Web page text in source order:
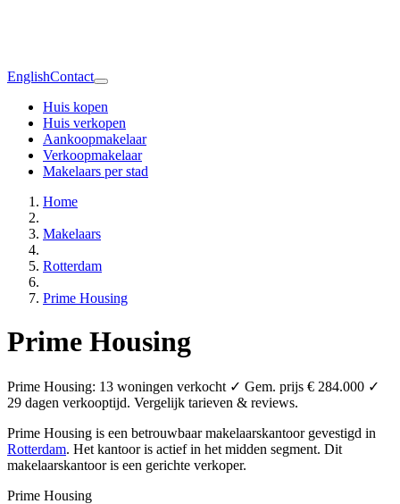
EnglishContact
Huis kopen
Huis verkopen
Aankoopmakelaar
Verkoopmakelaar
Makelaars per stad
Home
Makelaars
Rotterdam
Prime Housing
Prime Housing
Prime Housing: 13 woningen verkocht ✓ Gem. prijs € 284.000 ✓
29 dagen verkooptijd. Vergelijk tarieven & reviews.
Prime Housing is een betrouwbaar makelaarskantoor gevestigd in
Rotterdam. Het kantoor is actief in het midden segment. Dit
makelaarskantoor is een gerichte verkoper.
Prime Housing